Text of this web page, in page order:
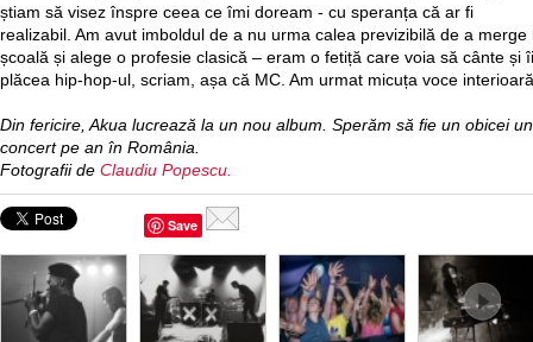
știam să visez înspre ceea ce îmi doream - cu speranța că ar fi
realizabil. Am avut imboldul de a nu urma calea previzibilă de a merge
școală și alege o profesie clasică – eram o fetiță care voia să cânte și îi
plăcea hip-hop-ul, scriam, așa că MC. Am urmat micuța voce
Din fericire, Akua lucrează la un nou album. Sperăm să fie un obicei un
concert pe an în România.
Fotografii de Claudiu Popescu.
Save